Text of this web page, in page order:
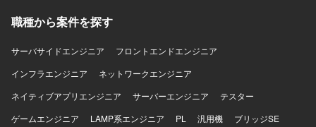
件の両面からシステム全体を設計し、要件定義フェーズま
を大きく高めることができます。 リード枠だけでなくメン
ルを実案件を通じて強化できる環境です。 【開発環境】 特
定製品に依存しない形で、案件ごとの要件に応じた最適な
システムアーキテクチャや技術構成を検討していただきま
す。
す。主体的に意見を出しながら顧客折衝・ディスカッショ
キャッチアップできる方が望ましいです。 【ポジションの
しながらセキュリティ対策の検討から実行、運用としての
定着まで一連のプロセスに深く関わることができます。セ
キュリティコンサルと実務推進の両面で経験を積むことが
でき、顧客課題の整理力や改善提案力を高めることができ
職種から案件を探す
サーバサイドエンジニア
フロントエンドエンジニア
インフラエンジニア
ネットワークエンジニア
ネイティブアプリエンジニア
サーバーエンジニア
テスター
ゲームエンジニア
LAMP系エンジニア PL 汎用機
ブリッジSE